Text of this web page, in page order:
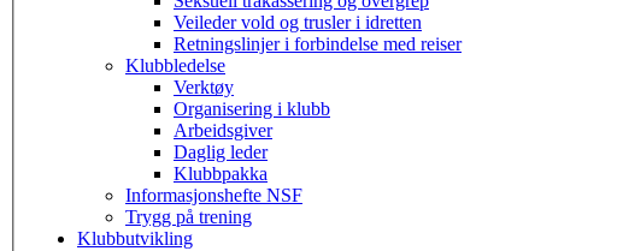
Veileder vold og trusler i idretten
Retningslinjer i forbindelse med reiser
Klubbledelse
Verktøy
Organisering i klubb
Arbeidsgiver
Daglig leder
Klubbpakka
Informasjonshefte NSF
Trygg på trening
Klubbutvikling